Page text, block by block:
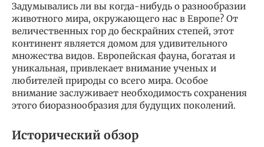
Задумывались ли вы когда-нибудь о разнообразии
животного мира, окружающего нас в Европе? От
величественных гор до бескрайних степей, этот
континент является домом для удивительного
множества видов. Европейская фауна, богатая и
уникальная, привлекает внимание ученых и
любителей природы со всего мира. Особое
внимание заслуживает необходимость сохранения
этого биоразнообразия для будущих поколений.
Исторический обзор